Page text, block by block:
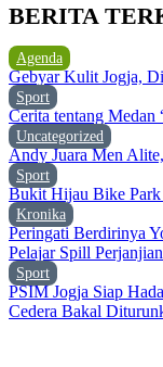
BERITA
Agenda
Gebyar Kulit Jogja,
Sport
Cerita tentang
Uncategorized
Andy Juara Men
Sport
Bukit Hijau Bike Park
Kronika
Peringati Berdirinya
Pelajar Spill
Sport
PSIM Jogja Siap
Cedera Bakal